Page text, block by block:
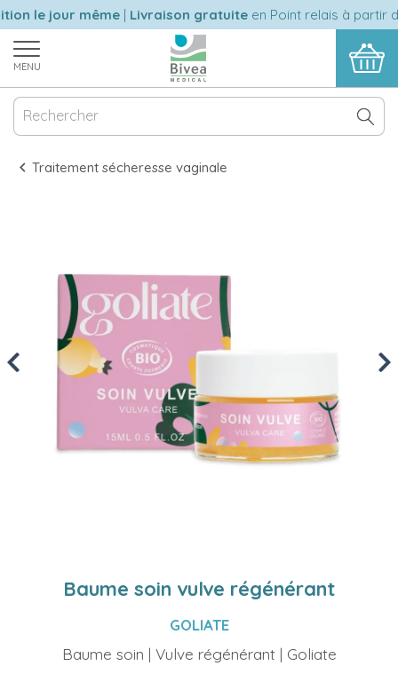
le jour même|Livraison gratuiteen Point relais à partir
MENU
Traitement sécheresse vaginale
Previous
Baume soin vulve régénérant
GOLIATE
Baume soin | Vulve régénérant | Goliate